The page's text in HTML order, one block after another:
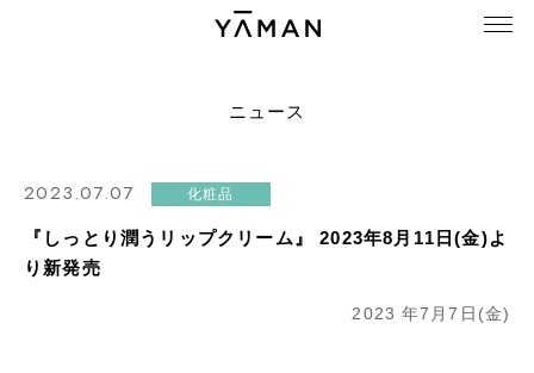
ニュース
2023.07.07 化粧品
『しっとり潤うリップクリーム』 2023年8月11日(金)よ
り新発売
2023 年7月7日(金)